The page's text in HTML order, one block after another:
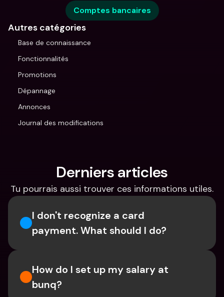
Comptes bancaires
Autres catégories
Base de connaissance
Fonctionnalités
Promotions
Dépannage
Annonces
Journal des modifications
Derniers articles
Tu pourrais aussi trouver ces informations utiles.
I don't recognize a card
payment. What should I do?
How do I set up my salary at
bunq?